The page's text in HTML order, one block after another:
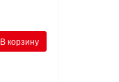
В корзину